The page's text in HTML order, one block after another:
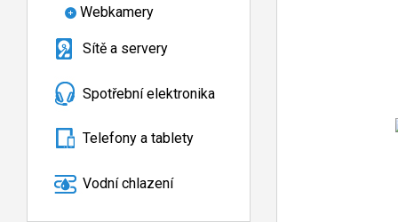
Webkamery
Sítě a servery
Spotřební elektronika
Telefony a tablety
Vodní chlazení